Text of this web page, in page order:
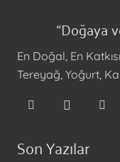
“Doğaya
En Doğal, En
Tereyağ, Yoğurt,
Son Yazılar